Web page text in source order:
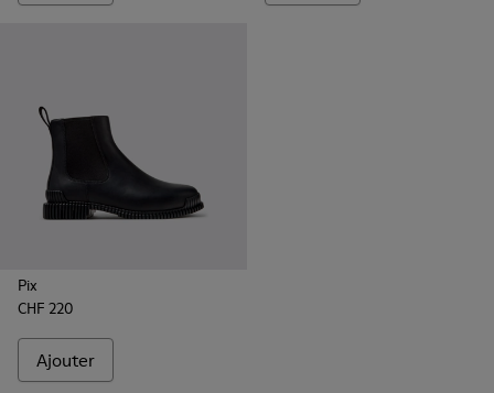
Pix
CHF 220
Ajouter